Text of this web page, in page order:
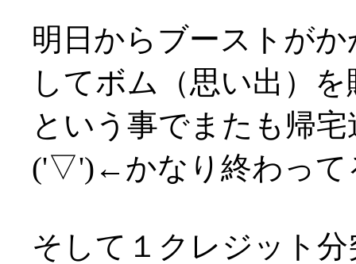
明日からブーストが
してボム（思い出）
という事でまたも帰
('▽')←かなり終わって
そして１クレジット